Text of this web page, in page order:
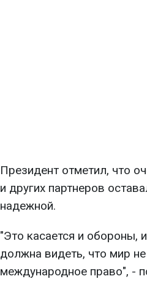
Президент отметил, что
и других партнеров
надежной.
"Это касается и обороны,
должна видеть, что мир
международное право", -